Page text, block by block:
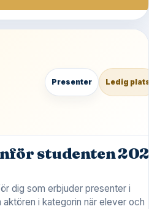
Presenter Ledig
studenten
dig som erbjuder presenter i
i kategorin när elever och